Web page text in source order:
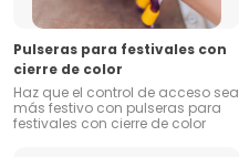
Pulseras para festivales con
cierre de color
Haz que el control de acceso sea
más festivo con pulseras para
festivales con cierre de color